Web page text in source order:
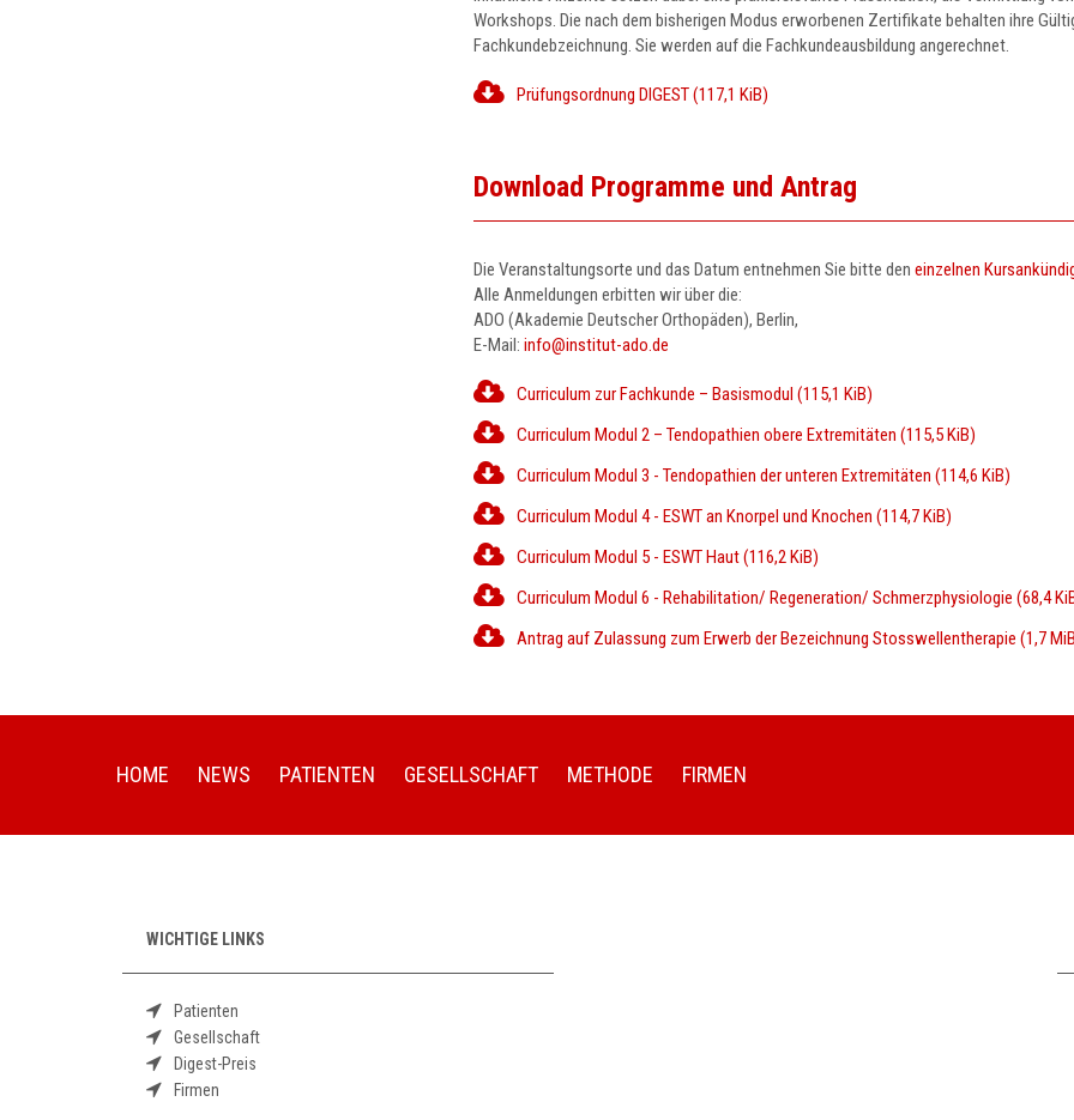
Workshops. Die nach dem bisherigen Modus erworbenen Zertifikate behalten ihre
Fachkundebzeichnung. Sie werden auf die Fachkundeausbildung angerechnet.
Prüfungsordnung DIGEST(117,1 KiB)
Download Programme und Antrag
Die Veranstaltungsorte und das Datum entnehmen Sie bitte den einzelnen
Alle Anmeldungen erbitten wir über die:
ADO (Akademie Deutscher Orthopäden), Berlin,
E-Mail: info@institut-ado.de
Curriculum zur Fachkunde – Basismodul (115,1 KiB)
Curriculum Modul 2 – Tendopathien obere Extremitäten (115,5 KiB)
Curriculum Modul 3 - Tendopathien der unteren Extremitäten (114,6 KiB)
Curriculum Modul 4 - ESWT an Knorpel und Knochen (114,7 KiB)
Curriculum Modul 5 - ESWT Haut(116,2 KiB)
Curriculum Modul 6 - Rehabilitation/ Regeneration/ Schmerzphysiologie (68,4
Antrag auf Zulassung zum Erwerb der Bezeichnung Stosswellentherapie (1,7
HOME NEWS PATIENTEN GESELLSCHAFT METHODE FIRMEN
WICHTIGE LINKS
Patienten
Gesellschaft
Digest-Preis
Firmen